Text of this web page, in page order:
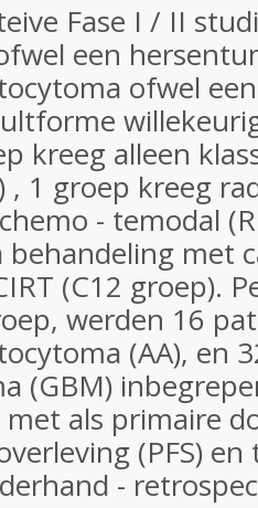
Fase I / II
een
ofwel
kreeg alleen
, 1 groep kreeg
- temodal
behandeling met
(C12 groep).
werden 16
(AA), en
(GBM)
als primaire
(PFS)
-